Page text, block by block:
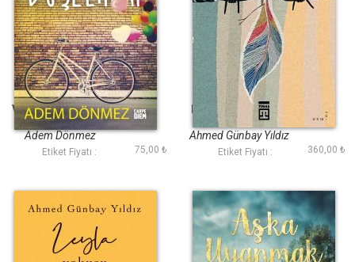
Ver Bana Düşlerimi
(Ciltli Şömizli)
Adem Dönmez
Etiket Fiyatı : 75,00 ₺
Bülbülü Susturmak
Ahmed Günbay Yıldız
Etiket Fiyatı : 360,00 ₺